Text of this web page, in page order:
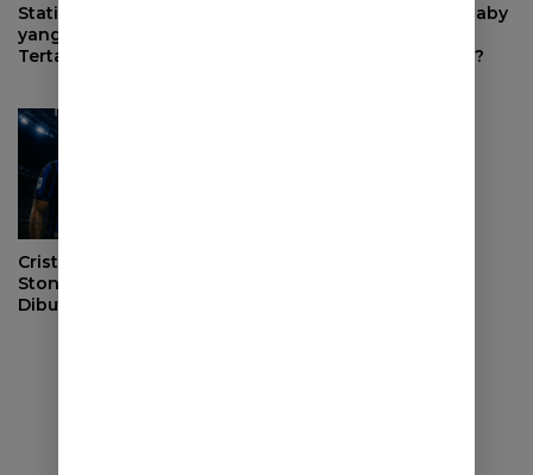
Statistik Moussa Diaby
yang Membuat Inter Milan
Tertarik Merekrutnya
Bagaimana Moussa Diaby
Permainan Inter Milan?
Cristian Romero vs John
Stones, Siapa yang Lebih
Dibutuhkan Inter Milan?